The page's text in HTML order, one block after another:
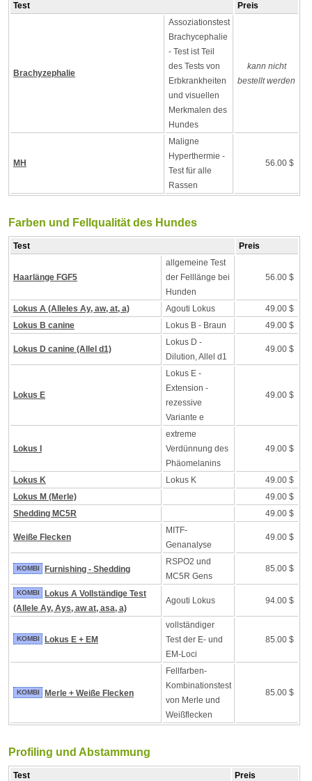
Test Preis
Brachyzephalie
Assoziationstest
Brachycephalie
- Test ist Teil
des Tests von
Erbkrankheiten
und visuellen
Merkmalen des
Hundes
kann nicht
bestellt werden
MH
Maligne
Hyperthermie -
Test für alle
Rassen
56.00 $
Farben und Fellqualität des Hundes
Test Preis
Haarlänge FGF5
allgemeine Test
der Felllänge bei
Hunden
56.00 $
Lokus A (Alleles Ay, aw, at, a) Agouti Lokus
49.00 $
Lokus B canine
Lokus B - Braun 49.00 $
Lokus D canine (Allel d1)
Lokus D -
Dilution, Allel d1
49.00 $
Lokus E
Lokus E -
Extension -
rezessive
Variante e
49.00 $
Lokus I
extreme
Verdünnung des
Phäomelanins
49.00 $
Lokus K Lokus K
49.00 $
Lokus M (Merle)
49.00 $
Shedding MC5R
49.00 $
Weiße Flecken
MITF-
Genanalyse
49.00 $
KOMBI Furnishing - Shedding
RSPO2 und
MC5R Gens
85.00 $
KOMBI
Lokus A Vollständige Test
(Allele Ay, Ays, aw at, asa, a)
Agouti Lokus 94.00 $
KOMBI Lokus E + EM
vollständiger
Test der E- und
EM-Loci
85.00 $
KOMBI Merle + Weiße Flecken
Fellfarben-
Kombinationstest
von Merle und
Weißflecken
85.00 $
Profiling und Abstammung
Test Preis